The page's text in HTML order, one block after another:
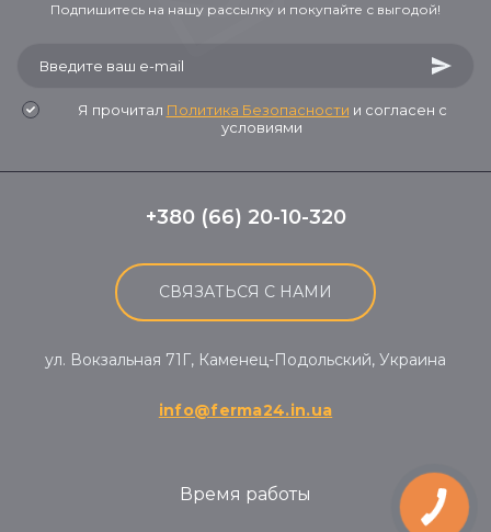
Подпишитесь на нашу рассылку и покупайте с выгодой!
Я прочитал Политика Безопасности и согласен с
условиями
+380 (66) 20-10-320
СВЯЗАТЬСЯ С НАМИ
ул. Вокзальная 71Г, Каменец-Подольский, Украина
info@ferma24.in.ua
Время работы
КНОПКА
ЗВ'ЯЗКУ